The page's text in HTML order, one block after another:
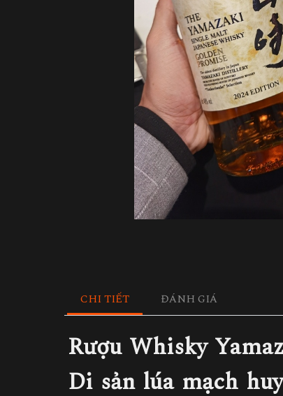
CHI TIẾT ĐÁNH GIÁ
Rượu Whisky
Di sản lúa mạch